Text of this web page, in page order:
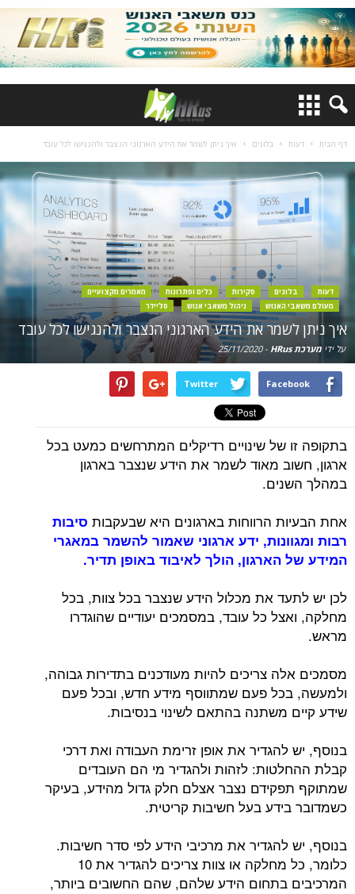
דף הבית דעות בלוגים איך ניתן לשמר את הידע הארגוני הנצבר ולהנגישו לכל עובד
דעות בלוגים סקירות כלים ופתרונות
מאמרים מקצועיים
מעולם משאבי האנוש
ניהול משאבי אנוש סליידר
איך ניתן לשמר את הידע הארגוני הנצבר ולהנגישו לכל עובד
על ידי מערכת HRus -
25/11/2020
Facebook
Twitter
בתקופה זו של שינויים רדיקלים המתרחשים כמעט בכל
ארגון, חשוב מאוד לשמר את הידע שנצבר בארגון
במהלך השנים.
אחת הבעיות הרווחות בארגונים היא שבעקבות סיבות
רבות ומגוונות, ידע ארגוני שאמור להשמר במאגרי
המידע של הארגון, הולך לאיבוד באופן תדיר.
לכן יש לתעד את מכלול הידע שנצבר בכל צוות, בכל
מחלקה, ואצל כל עובד, במסמכים יעודיים שהוגדרו
מראש.
מסמכים אלה צריכים להיות מעודכנים בתדירות גבוהה,
ולמעשה, בכל פעם שמתווסף מידע חדש, ובכל פעם
שידע קיים משתנה בהתאם לשינוי בנסיבות.
בנוסף, יש להגדיר את אופן זרימת העבודה ואת דרכי
קבלת ההחלטות: לזהות ולהגדיר מי הם העובדים
שמתוקף תפקידם נצבר אצלם חלק גדול מהידע, בעיקר
כשמדובר בידע בעל חשיבות קריטית.
בנוסף, יש להגדיר את מרכיבי הידע לפי סדר חשיבות.
כלומר, כל מחלקה או צוות צריכים להגדיר את 10
המרכיבים בתחום הידע שלהם, שהם החשובים ביותר,